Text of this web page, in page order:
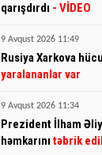
qarışdırdı - VİDEO
9 Avqust 2026 11:49
Rusiya Xarkova
yaralananlar var
9 Avqust 2026 11:34
Prezident İlham
həmkarını təbrik